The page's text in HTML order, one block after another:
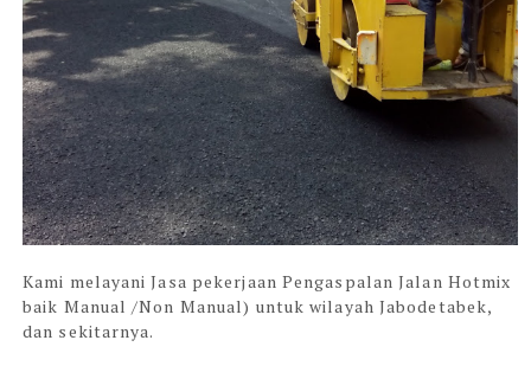
Kami melayani Jasa pekerjaan Pengaspalan Jalan Hotmix
baik Manual /Non Manual) untuk wilayah Jabodetabek,
dan sekitarnya.